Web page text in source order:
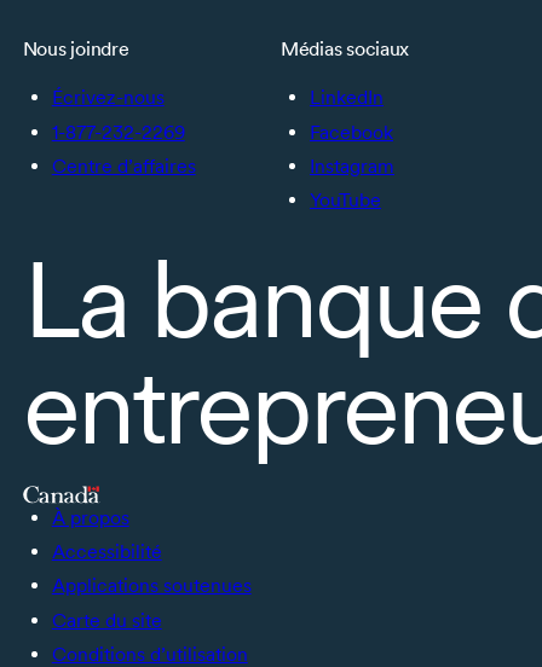
Nous joindre
Écrivez-nous
1-877-232-2269
Centre d’affaires
Médias sociaux
LinkedIn
Facebook
Instagram
YouTube
La banque
À propos
Accessibilité
Applications soutenues
Carte du site
Conditions d’utilisation